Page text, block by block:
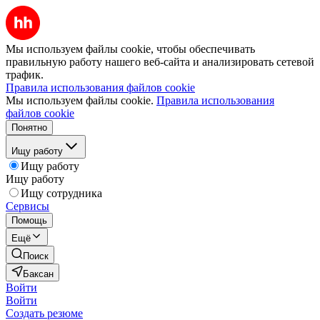
Мы используем файлы cookie, чтобы обеспечивать
правильную работу нашего веб-сайта и анализировать сетевой
трафик.
Правила использования файлов cookie
Мы используем файлы cookie. Правила использования
файлов cookie
Понятно
Ищу работу
Ищу работу
Ищу работу
Ищу сотрудника
Сервисы
Помощь
Ещё
Поиск
Баксан
Войти
Войти
Создать резюме